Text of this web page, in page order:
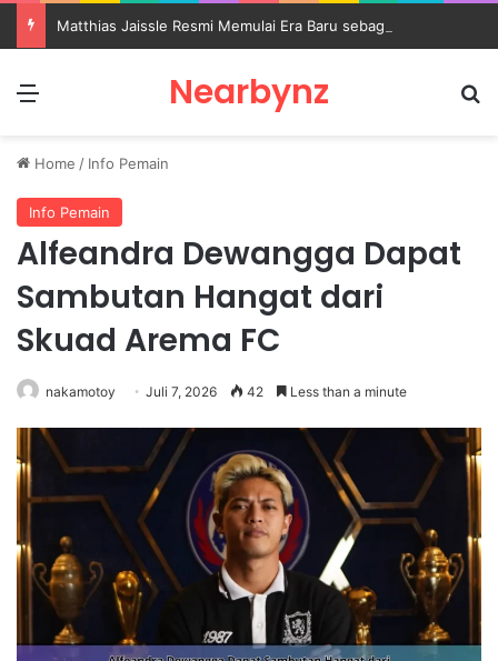
Nearbynz
Home / Info Pemain
Info Pemain
Alfeandra Dewangga Dapat
Sambutan Hangat dari
Skuad Arema FC
nakamotoy Juli 7, 2026 42 Less than a minute